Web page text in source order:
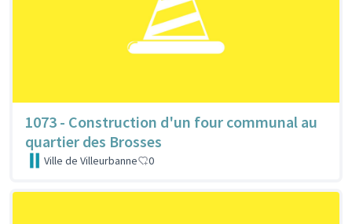
1073 - Construction d'un four communal au
quartier des Brosses
Ville de Villeurbanne 0